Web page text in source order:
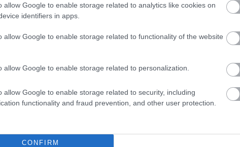
allow Google to enable storage related to analytics like cookies on
identifiers in apps.
allow Google to enable storage related to functionality of the website
allow Google to enable storage related to personalization.
allow Google to enable storage related to security, including
functionality and fraud prevention, and other user protection.
CONFIRM